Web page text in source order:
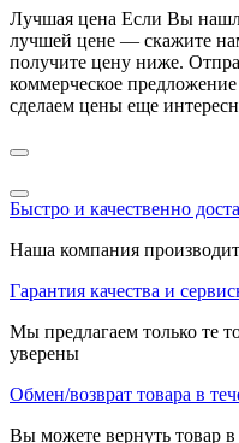
Лучшая цена Если Вы
лучшей цене — скажите
получите цену ниже.
коммерческое
сделаем цены еще
Быстро и качественно
Наша компания
Гарантия качества и
Мы предлагаем только те
уверены
Обмен/возврат товара в
Вы можете вернуть товар в